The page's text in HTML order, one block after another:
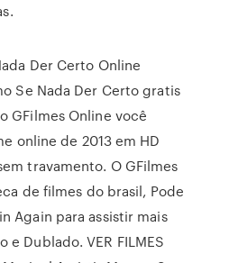
Der Certo Online
Se Nada Der Certo gratis
GFilmes Online você
online de 2013 em HD
travamento. O GFilmes
de filmes do brasil, Pode
Again para assistir mais
Dublado. VER FILMES